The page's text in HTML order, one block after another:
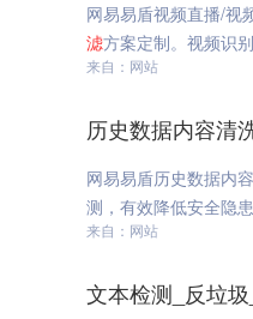
网易易盾视频直播/视
滤方案定制。视频识
来自：网站
历史数据内容清
网易易盾历史数据内
测，有效降低安全隐
来自：网站
文本检测_反垃